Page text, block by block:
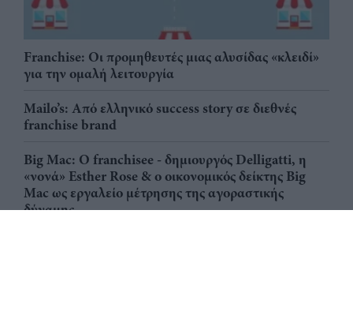
Franchise: Οι προμηθευτές μιας αλυσίδας «κλειδί»
για την ομαλή λειτουργία
Mailo’s: Από ελληνικό success story σε διεθνές
franchise brand
Big Mac: Ο franchisee - δημιουργός Delligatti, η
«νονά» Esther Rose & ο οικονομικός δείκτης Big
Mac ως εργαλείο μέτρησης της αγοραστικής
δύναμης